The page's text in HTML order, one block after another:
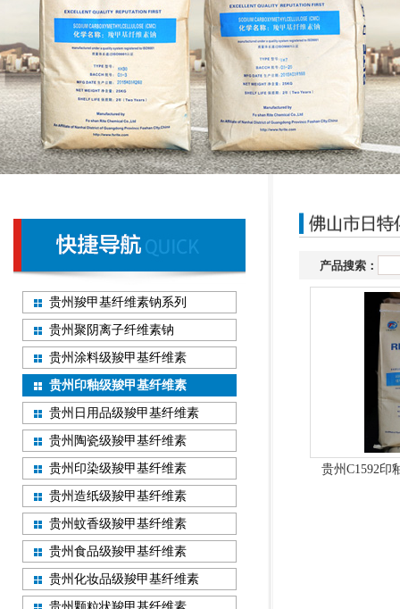
贵州羧甲基纤维素钠系列
贵州聚阴离子纤维素钠
贵州涂料级羧甲基纤维素
贵州印釉级羧甲基纤维素
贵州日用品级羧甲基纤维素
贵州陶瓷级羧甲基纤维素
贵州印染级羧甲基纤维素
贵州造纸级羧甲基纤维素
贵州蚊香级羧甲基纤维素
贵州食品级羧甲基纤维素
贵州化妆品级羧甲基纤维素
产品搜索：
贵州C1592印